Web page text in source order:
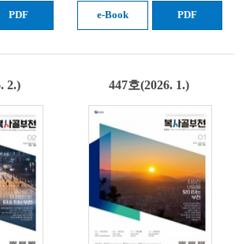
PDF e-Book PDF
2.) 447호(2026. 1.)